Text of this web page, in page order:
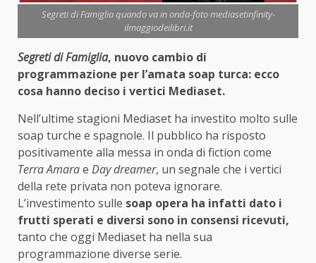
Segreti di Famiglia quando va in onda-foto mediasetinfinity-
ilmaggiodeilibri.it
Segreti di Famiglia, nuovo cambio di
programmazione per l’amata soap turca: ecco
cosa hanno deciso i vertici Mediaset.
Nell’ultime stagioni Mediaset ha investito molto sulle
soap turche e spagnole. Il pubblico ha risposto
positivamente alla messa in onda di fiction come
Terra Amarae Day dreamer, un segnale che i vertici
della rete privata non poteva ignorare.
L’investimento sulle soap opera ha infatti dato i
frutti sperati e diversi sono in consensi ricevuti,
tanto che oggi Mediaset ha nella sua
programmazione diverse serie.